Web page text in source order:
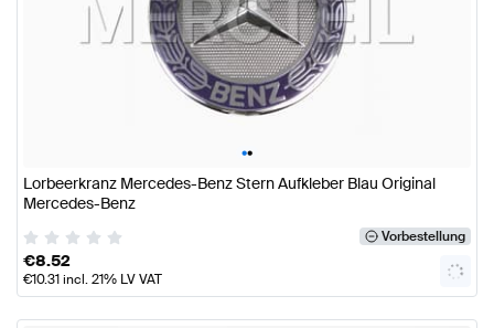
••
Lorbeerkranz Mercedes-Benz Stern Aufkleber Blau Original
Mercedes-Benz
Vorbestellung
€8.52
€10.31incl. 21% LV VAT